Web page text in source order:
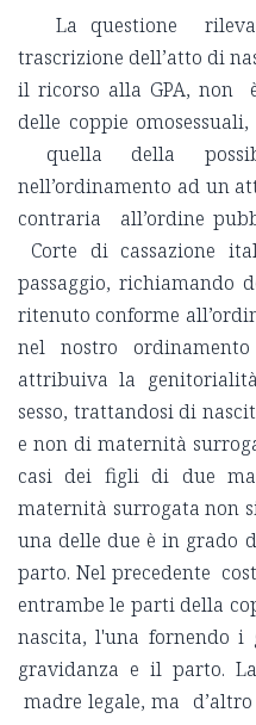
La questione
trascrizione dell’atto di
il ricorso alla GPA,
delle coppie
quella della
nell’ordinamento ad un
contraria all’ordine
Corte di cassazione
passaggio, richiamando
ritenuto conforme
nel nostro
attribuiva la
sesso, trattandosi di
e non di maternità
casi dei figli di due
maternità surrogata non
una delle due è in grado
parto. Nel precedente
entrambe le parti della
nascita, l'una fornendo i
gravidanza e il parto.
madre legale, ma